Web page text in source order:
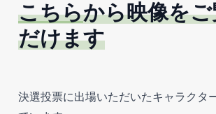
こちらから映像を
だけます
決選投票に出場いただいたキャラクタ